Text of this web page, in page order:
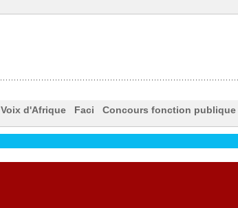
Voix d'Afrique Faci Concours fonction publique